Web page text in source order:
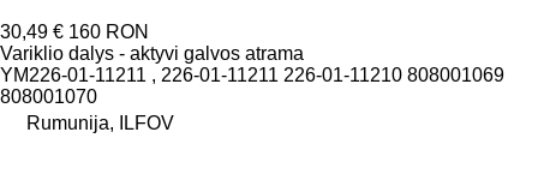
30,49 € 160 RON
Variklio dalys - aktyvi galvos atrama
YM226-01-11211 , 226-01-11211 226-01-11210 808001069
808001070
Rumunija, ILFOV